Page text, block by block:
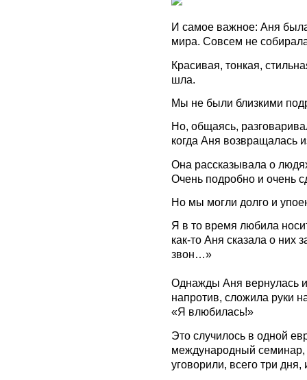
И самое важное: Аня
мира. Совсем не
Красивая, тонкая,
шла.
Мы не были близкими
Но, общаясь,
когда Аня возвращалась
Она рассказывала о
Очень подробно и очень
Но мы могли долго и
Я в то время любила
как-то Аня сказала о них
звон…»
Однажды Аня вернулась
напротив, сложила руки
«Я влюбилась!»
Это случилось в одной
международный семинар,
уговорили, всего три